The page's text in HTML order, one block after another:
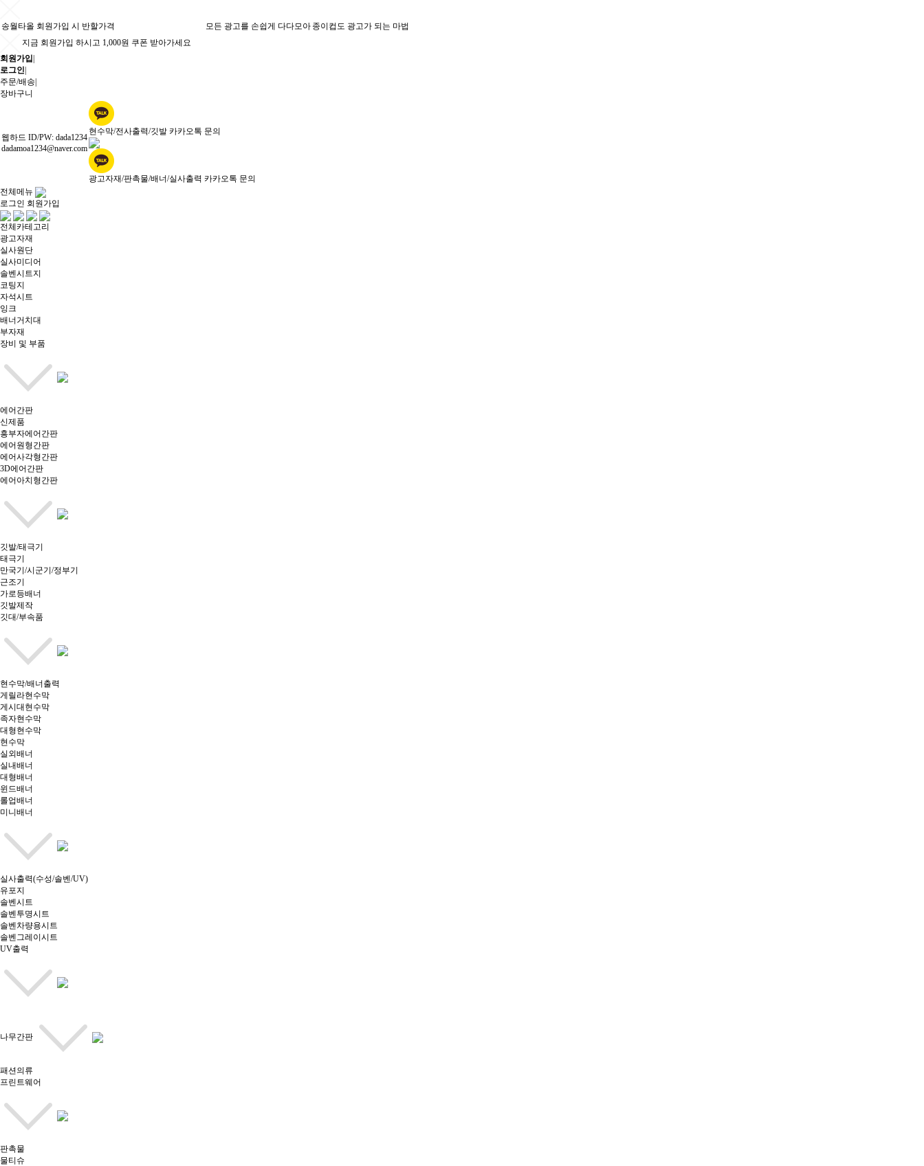
송월타올 회원가입 시 반할가격 모든 광고를 손쉽게 다다모아 종이컵도 광고가 되는 마법
지금 회원가입 하시고 1,000원 쿠폰 받아가세요
회원가입
로그인
주문/배송
장바구니
웹하드 ID/PW: dada1234
dadamoa1234@naver.com
현수막/전사출력/깃발 카카오톡 문의
광고자재/판촉물/배너/실사출력 카카오톡 문의
전체메뉴
로그인 회원가입
전체카테고리
광고자재
실사원단
실사미디어
솔벤시트지
코팅지
자석시트
잉크
배너거치대
부자재
장비 및 부품
에어간판
신제품
흥부자에어간판
에어원형간판
에어사각형간판
3D에어간판
에어아치형간판
깃발/태극기
태극기
만국기/시군기/정부기
근조기
가로등배너
깃발제작
깃대/부속품
현수막/배너출력
게릴라현수막
게시대현수막
족자현수막
대형현수막
현수막
실외배너
실내배너
대형배너
윈드배너
롤업배너
미니배너
실사출력(수성/솔벤/UV)
유포지
솔벤시트
솔벤투명시트
솔벤차량용시트
솔벤그레이시트
UV출력
나무간판
패션의류
프린트웨어
판촉물
물티슈